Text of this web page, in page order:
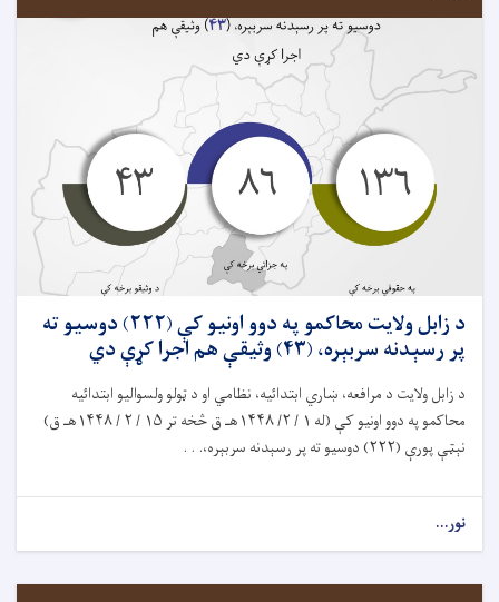
د زابل ولايت محاکمو په دوو اونيو کې (۲۲۲) دوسیو ته
پر رسېدنه سربېره، (۴۳) وثیقې هم اجرا کړې دي
د زابل ولایت د مرافعه، ښاري ابتدائیه، نظامي او د ټولو ولسواليو ابتدائيه
محاکمو په دوو اونيو کې (له ۱ / ۲/ ۱۴۴۸هـ ق څخه تر ۱۵ / ۲ / ۱۴۴۸هـ ق)
نېټې پورې (۲۲۲) دوسيو ته پر رسېدنه سربېره،. . .
نور...